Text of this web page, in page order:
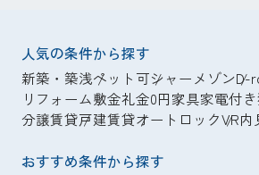
人気の条件から探す
新築・築浅ペット可シャーメゾンD-
リフォーム敷金礼金0円家具家電付き
分譲賃貸戸建賃貸オートロックVR内
おすすめ条件から探す